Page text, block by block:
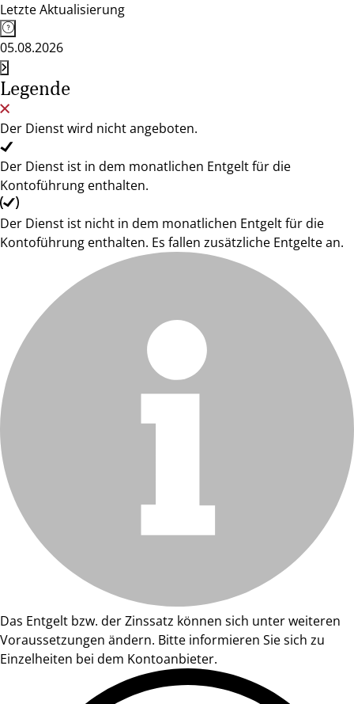
Letzte Aktualisierung
05.08.2026
Legende
Der Dienst wird nicht angeboten.
Der Dienst ist in dem monatlichen Entgelt für die
Kontoführung enthalten.
Der Dienst ist nicht in dem monatlichen Entgelt für die
Kontoführung enthalten. Es fallen zusätzliche Entgelte an.
Das Entgelt bzw. der Zinssatz können sich unter weiteren
Voraussetzungen ändern. Bitte informieren Sie sich zu
Einzelheiten bei dem Kontoanbieter.